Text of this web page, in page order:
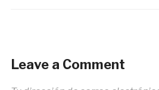
Leave a Comment